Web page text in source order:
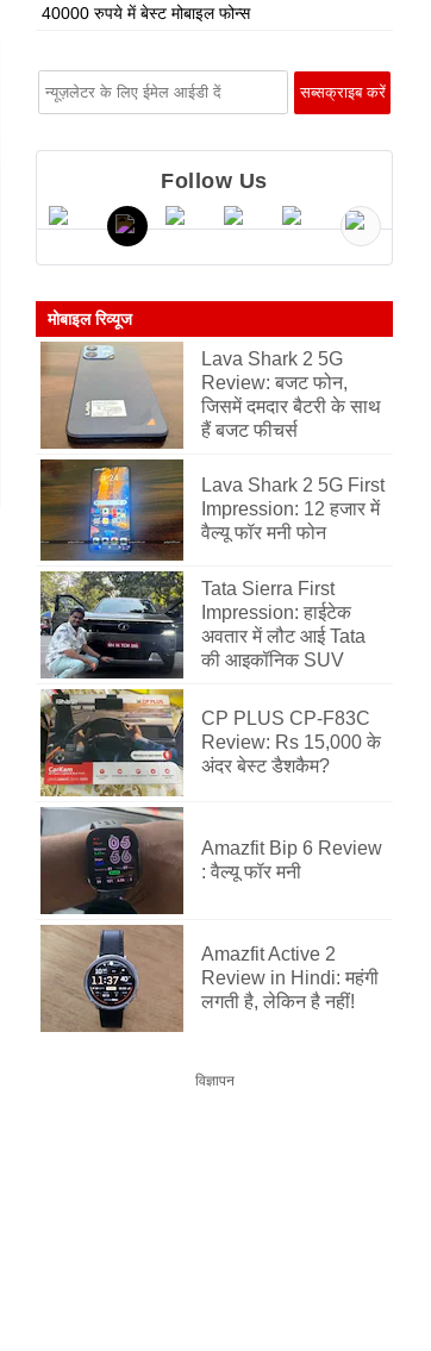
40000 रुपये में बेस्ट मोबाइल फोन्स
Follow Us
मोबाइल रिव्यूज
Lava Shark 2 5G
Review: बजट फोन,
जिसमें दमदार बैटरी के साथ
हैं बजट फीचर्स
Lava Shark 2 5G First
Impression: 12 हजार में
वैल्यू फॉर मनी फोन
Tata Sierra First
Impression: हाईटेक
अवतार में लौट आई Tata
की आइकॉनिक SUV
CP PLUS CP-F83C
Review: Rs 15,000 के
अंदर बेस्ट डैशकैम?
Amazfit Bip 6 Review
: वैल्यू फॉर मनी
Amazfit Active 2
Review in Hindi: महंगी
लगती है, लेकिन है नहीं!
विज्ञापन